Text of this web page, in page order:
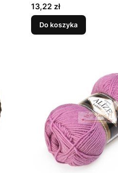
Cena
13,22 zł
Do koszyka